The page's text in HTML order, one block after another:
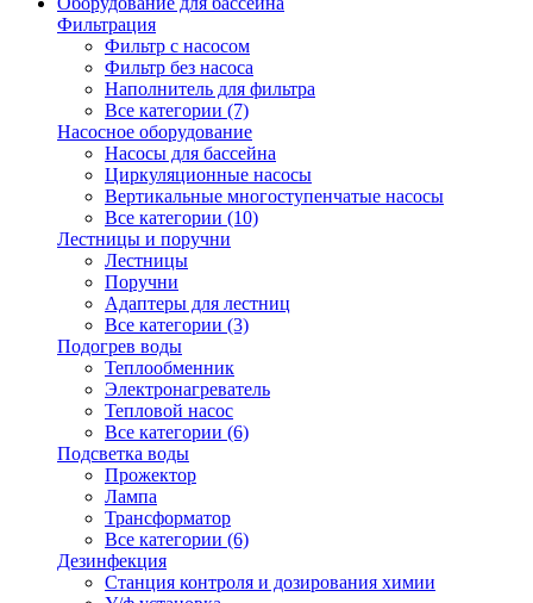
Фильтрация
Фильтр с насосом
Фильтр без насоса
Наполнитель для фильтра
Все категории (7)
Насосное оборудование
Насосы для бассейна
Циркуляционные насосы
Вертикальные многоступенчатые насосы
Все категории (10)
Лестницы и поручни
Лестницы
Поручни
Адаптеры для лестниц
Все категории (3)
Подогрев воды
Теплообменник
Электронагреватель
Тепловой насос
Все категории (6)
Подсветка воды
Прожектор
Лампа
Трансформатор
Все категории (6)
Дезинфекция
Станция контроля и дозирования химии